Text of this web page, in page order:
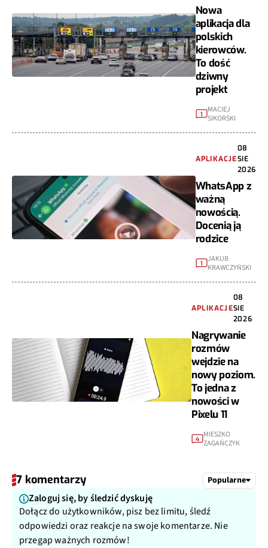
Nowa
aplikacja dla
polskich
kierowców.
To dość
dziwny
projekt
1
MACIEJ
SIKORSKI
APLIKACJE
08
SIE
2026
WhatsApp z
ważną
nowością.
Docenią ją
rodzice
1
JAKUB
KRAWCZYŃSKI
APLIKACJE
08
SIE
2026
Nagrywanie
rozmów
wejdzie na
nowy poziom.
To jedna z
nowości w
Pixelu 11
4 MIESZKO
ZAGAŃCZYK
7 komentarzy Popularne
Zaloguj się, by śledzić dyskuję
Dołącz do użytkowników, pisz bez limitu, śledź
odpowiedzi oraz reakcje na swoje komentarze. Nie
przegap ważnych rozmów!